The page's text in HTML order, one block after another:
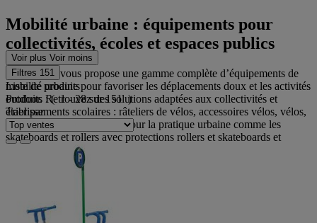
Mobilité urbaine : équipements pour
collectivités, écoles et espaces publics
Casal Sport vous propose une gamme complète d’équipements de
mobilité urbaine pour favoriser les déplacements doux et les activités
outdoor. Retrouvez des solutions adaptées aux collectivités et
établissements scolaires : râteliers de vélos, accessoires vélos, vélos,
ainsi que des équipements pour la pratique urbaine comme les
skateboards et rollers avec protections rollers et skateboards et
casques de vélos.
Voir plus Voir moins
Filtres 151
Liste de produits
Produits :( 1 - 28 sur 151 )
Trier par